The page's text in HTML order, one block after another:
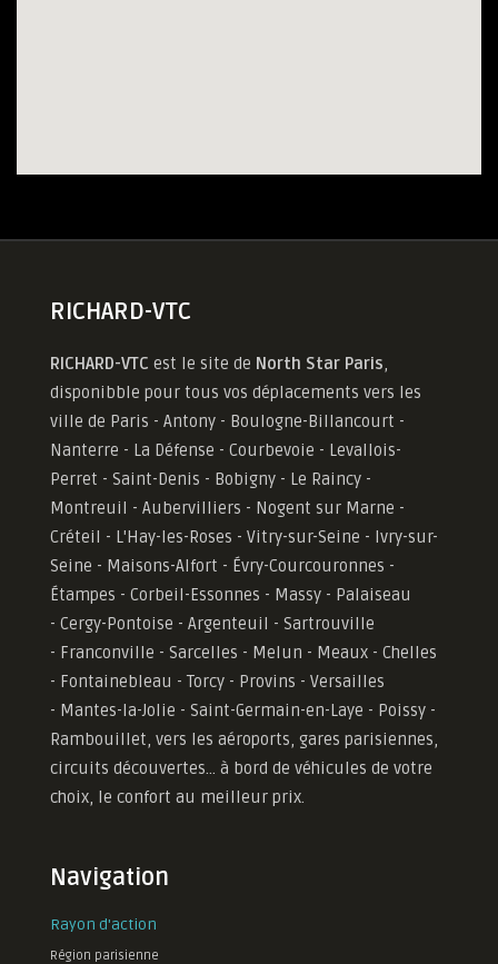
RICHARD-VTC
RICHARD-VTC est le site de North Star Paris,
disponibble pour tous vos déplacements vers les
ville de Paris - Antony - Boulogne-Billancourt -
Nanterre - La Défense - Courbevoie - Levallois-
Perret - Saint-Denis - Bobigny - Le Raincy -
Montreuil - Aubervilliers - Nogent sur Marne -
Créteil - L'Hay-les-Roses - Vitry-sur-Seine - Ivry-sur-
Seine - Maisons-Alfort - Évry-Courcouronnes -
Étampes - Corbeil-Essonnes - Massy - Palaiseau
- Cergy-Pontoise - Argenteuil - Sartrouville
- Franconville - Sarcelles - Melun - Meaux - Chelles
- Fontainebleau - Torcy - Provins - Versailles
- Mantes-la-Jolie - Saint-Germain-en-Laye - Poissy -
Rambouillet, vers les aéroports, gares parisiennes,
circuits découvertes... à bord de véhicules de votre
choix, le confort au meilleur prix.
Navigation
Rayon d'action
Région parisienne